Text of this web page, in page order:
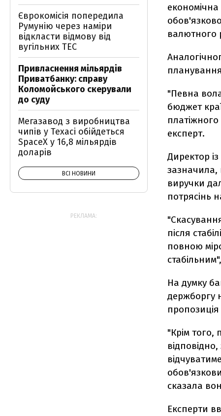
економічна
валютного
"Певна
бюджет
експерт.
Директор
виручки
потрясінь
після
повною
На думку
держборгу
"Крім того,
сказала
Експерти
Єврокомісія попередила
Румунію через наміри
відкласти відмову від
вугільних ТЕС
Привласнення мільярдів
Приватбанку: справу
Коломойського скерували
до суду
Мегазавод з виробництва
чипів у Техасі обійдеться
SpaceX у 16,8 мільярдів
доларів
ВСІ НОВИНИ
РЕКЛАМА: